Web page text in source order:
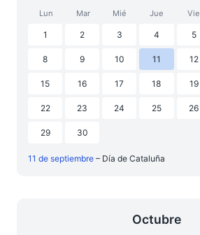
Lun Mar Mié Jue Vie
1 2 3 4 5
8 9 10 11 12
15 16 17 18 19
22 23 24 25 26
29 30
11 de septiembre – Día de Cataluña
Octubre